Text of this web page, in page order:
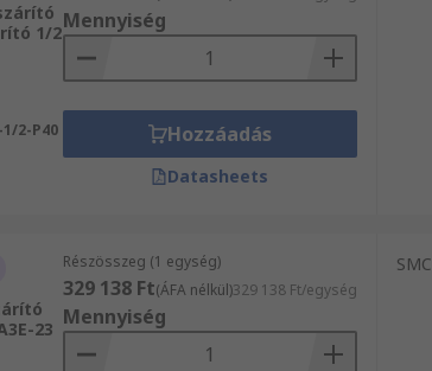
1/2
1/2-P40
Mennyiség
Hozzáadás
Datasheets
23
Részösszeg (1 egység)
329 138 Ft(ÁFA nélkül)329 138 Ft/egység
Mennyiség
SMC